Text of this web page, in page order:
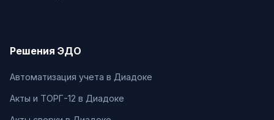
Решения ЭДО
Автоматизация учета в Диадоке
Акты и ТОРГ-12 в Диадоке